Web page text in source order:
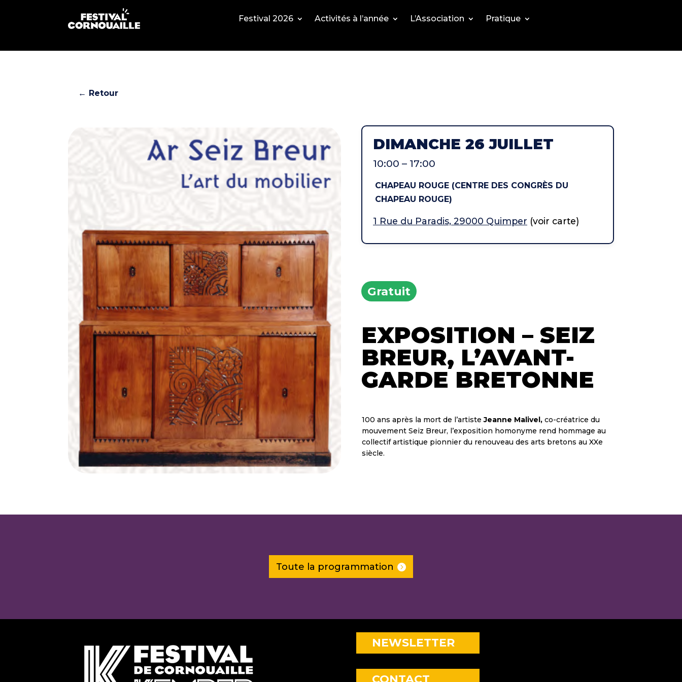
Festival 2026 Activités à l’année L’Association Pratique
← Retour
DIMANCHE 26 JUILLET
10:00 – 17:00
CHAPEAU ROUGE (CENTRE DES CONGRÈS DU
CHAPEAU ROUGE)
1 Rue du Paradis, 29000 Quimper (voir carte)
Gratuit
EXPOSITION – SEIZ
BREUR, L’AVANT-
GARDE BRETONNE
100 ans après la mort de l’artisteJeanne Malivel, co-créatrice du
mouvement Seiz Breur, l’exposition homonyme rend hommage au
collectif artistique pionnier du renouveau des arts bretons au XXe
siècle.
Toute la programmation
NEWSLETTER
CONTACT